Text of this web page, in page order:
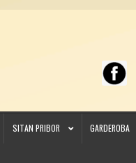
SITAN PRIBOR GARDEROBA